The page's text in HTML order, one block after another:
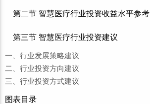
第二节 智慧医疗行业投资收益水平参考
第三节 智慧医疗行业投资建议
一、行业发展策略建议
二、行业投资方向建议
三、行业投资方式建议
图表目录